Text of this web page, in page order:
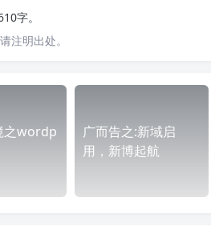
字。
注明出处。
之wordp
广而告之:新域启
用，新博起航